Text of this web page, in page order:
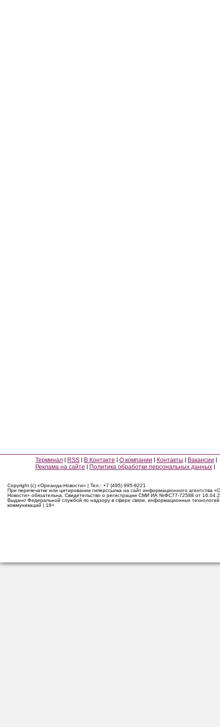
Терминал RSS В Контакте О компании Контакты
Вакансии
Реклама на сайте
Политика обработки персональных данных
Copyright (c) «Ореанда-Новости» | Тел.: +7 (495) 995-8221
При перепечатке или цитировании гиперссылка на сайт информационного агентства
Новости» обязательна. Свидетельство о регистрации СМИ ИА №ФС77-72588 от
Выдано Федеральной службой по надзору в сфере связи, информационных
коммуникаций | 18+